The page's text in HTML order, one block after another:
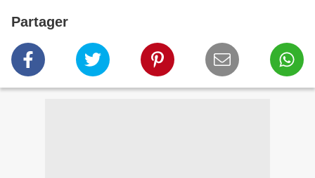
Partager